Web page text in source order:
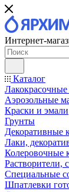
Интернет-
Каталог
Аэрозольные
Краски и эмали
Грунты
Декоративные
Лаки,
Колеровочные
Растворители,
Специальные
Шпатлевки